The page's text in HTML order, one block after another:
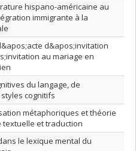
hispano-américaine au
immigrante à la
d&apos;invitation
au mariage en
du langage, de
cognitifs
métaphoriques et théorie
textuelle et traduction
le lexique mental du